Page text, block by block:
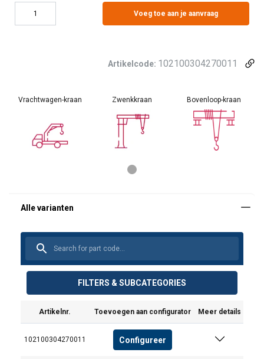
Voeg toe aan je aanvraag
Artikelcode: 102100304270011
Vrachtwagen-kraan Zwenkkraan Bovenloop-kraan
FILTERS & SUBCATEGORIES
Artikelnr. Toevoegen aan configurator Meer details
102100304270011 Configureer